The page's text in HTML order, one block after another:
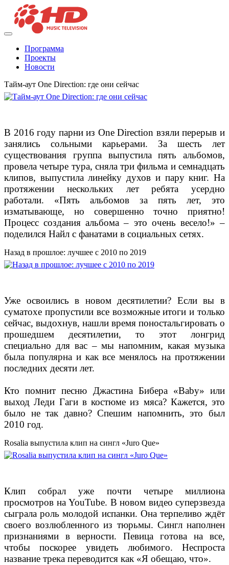
Программа
Проекты
Новости
Тайм-аут One Direction: где они сейчас
В 2016 году парни из One Direction взяли перерыв и
занялись сольными карьерами. За шесть лет
существования группа выпустила пять альбомов,
провела четыре тура, сняла три фильма и семнадцать
клипов, выпустила линейку духов и пару книг. На
протяжении нескольких лет ребята усердно
работали. «Пять альбомов за пять лет, это
изматывающе, но совершенно точно приятно!
Процесс создания альбома – это очень весело!» –
поделился Найл с фанатами в социальных сетях.
Назад в прошлое: лучшее с 2010 по 2019
Уже освоились в новом десятилетии? Если вы в
суматохе пропустили все возможные итоги и только
сейчас, выдохнув, нашли время поностальгировать о
прошедшем десятилетии, то этот лонгрид
специально для вас – мы напомним, какая музыка
была популярна и как все менялось на протяжении
последних десяти лет.
Кто помнит песню Джастина Бибера «Baby» или
выход Леди Гаги в костюме из мяса? Кажется, это
было не так давно? Спешим напомнить, это был
2010 год.
Rosalia выпустила клип на сингл «Juro Que»
Клип собрал уже почти четыре миллиона
просмотров на YouTube. В новом видео суперзвезда
сыграла роль молодой испанки. Она терпеливо ждёт
своего возлюбленного из тюрьмы. Сингл наполнен
признаниями в верности. Певица готова на все,
чтобы поскорее увидеть любимого. Неспроста
название трека переводится как «Я обещаю, что».